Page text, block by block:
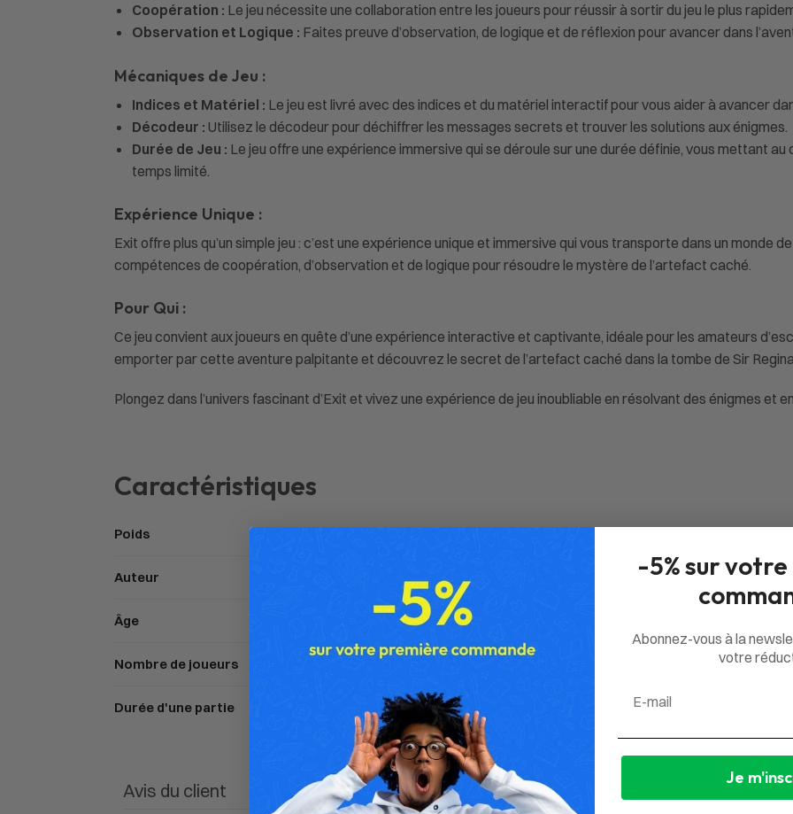
Coopération : Le jeu nécessite une collaboration entre les joueurs pour réussir à sortir du jeu le plus
Observation et Logique : Faites preuve d’observation, de logique et de réflexion pour avancer dans
Mécaniques de Jeu :
Indices et Matériel : Le jeu est livré avec des indices et du matériel interactif pour vous aider à avancer
Décodeur : Utilisez le décodeur pour déchiffrer les messages secrets et trouver les solutions aux énigmes.
Durée de Jeu : Le jeu offre une expérience immersive qui se déroule sur une durée définie, vous mettant
temps limité.
Expérience Unique :
Exit offre plus qu’un simple jeu : c’est une expérience unique et immersive qui vous transporte dans un monde
compétences de coopération, d’observation et de logique pour résoudre le mystère de l’artefact caché.
Pour Qui :
Ce jeu convient aux joueurs en quête d’une expérience interactive et captivante, idéale pour les amateurs
emporter par cette aventure palpitante et découvrez le secret de l’artefact caché dans la tombe de Sir
Plongez dans l’univers fascinant d’Exit et vivez une expérience de jeu inoubliable en résolvant des énigmes et
Caractéristiques
Poids
Auteur
Âge
Nombre de joueurs
Durée d'une partie
Avis du client
-5% sur
Abonnez-vous à la
votre
Je